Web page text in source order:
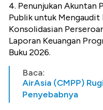
4. Penunjukan Akuntan
Publik untuk Mengaudit
Konsolidasian
Laporan Keuangan
Buku 2026.
Baca:
AirAsia (CMPP)
Penyebabnya